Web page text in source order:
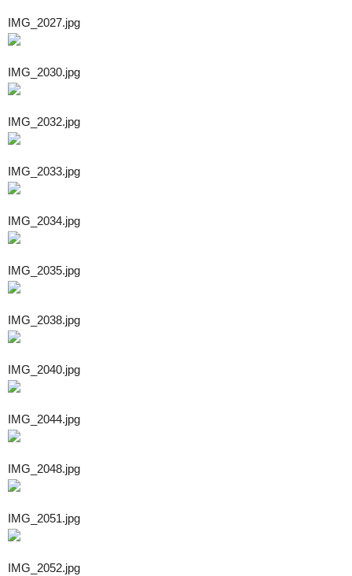
IMG_2027.jpg
IMG_2030.jpg
IMG_2032.jpg
IMG_2033.jpg
IMG_2034.jpg
IMG_2035.jpg
IMG_2038.jpg
IMG_2040.jpg
IMG_2044.jpg
IMG_2048.jpg
IMG_2051.jpg
IMG_2052.jpg